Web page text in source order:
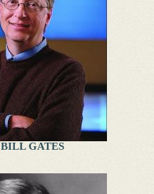
BILL GATES